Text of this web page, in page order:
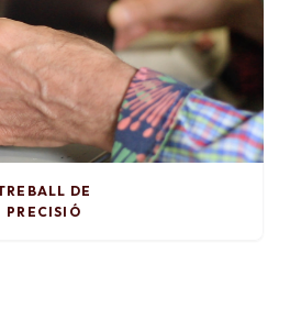
DE
PRECISIÓ